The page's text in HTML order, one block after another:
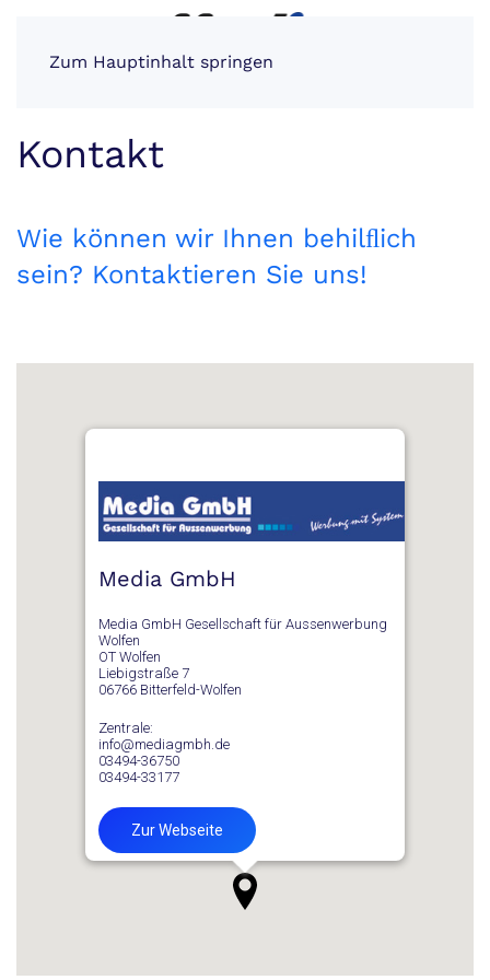
Zum Hauptinhalt springen
Kontakt
Wie können wir Ihnen behilﬂich
sein? Kontaktieren Sie uns!
Media GmbH
Media GmbH Gesellschaft für Aussenwerbung
Wolfen
OT Wolfen
Liebigstraße 7
06766 Bitterfeld-Wolfen
Zentrale:
info@mediagmbh.de
03494-36750
03494-33177
Zur Webseite